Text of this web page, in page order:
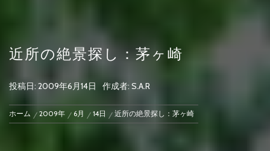
近所の絶景探し：茅ヶ崎
投稿日: 2009年6月14日 作成者: S.A.R
ホーム 2009年 6月 14日 近所の絶景探し：茅ヶ崎